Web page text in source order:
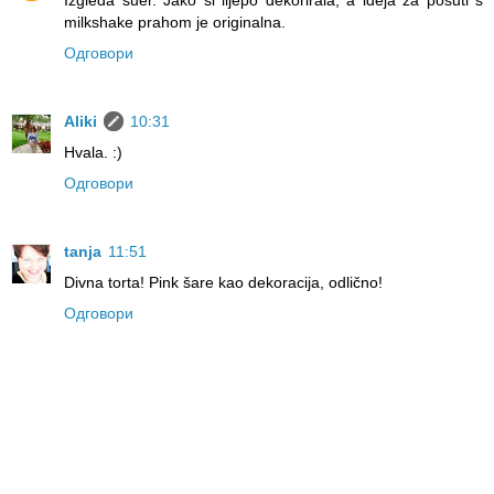
milkshake prahom je originalna.
Одговори
Aliki
10:31
Hvala. :)
Одговори
tanja 11:51
Divna torta! Pink šare kao dekoracija, odlično!
Одговори